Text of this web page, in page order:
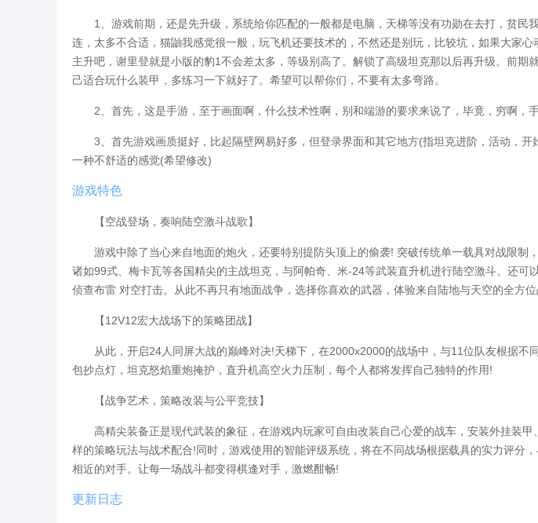
1、游戏前期，还是先升级，系统给你匹配的一般都是电脑，天梯等没有功勋在去打，贫民
连，太多不合适，猫鼬我感觉很一般，玩飞机还要技术的，不然还是别玩，比较坑，如果大家心
主升吧，谢里登就是小版的豹1不会差太多，等级别高了。解锁了高级坦克那以后再升级。前期
己适合玩什么装甲，多练习一下就好了。希望可以帮你们，不要有太多弯路。
2、首先，这是手游，至于画面啊，什么技术性啊，别和端游的要求来说了，毕竟，穷啊，手
3、首先游戏画质挺好，比起隔壁网易好多，但登录界面和其它地方(指坦克进阶，活动，开
一种不舒适的感觉(希望修改)
游戏特色
【空战登场，奏响陆空激斗战歌】
游戏中除了当心来自地面的炮火，还要特别提防头顶上的偷袭! 突破传统单一载具对战限制
诸如99式、梅卡瓦等各国精尖的主战坦克，与阿帕奇、米-24等武装直升机进行陆空激斗。还可
侦查布雷 对空打击。从此不再只有地面战争，选择你喜欢的武器，体验来自陆地与天空的全方
【12V12宏大战场下的策略团战】
从此，开启24人同屏大战的巅峰对决!天梯下，在2000x2000的战场中，与11位队友根据不
包抄点灯，坦克怒焰重炮掩护，直升机高空火力压制，每个人都将发挥自己独特的作用!
【战争艺术，策略改装与公平竞技】
高精尖装备正是现代武装的象征，在游戏内玩家可自由改装自己心爱的战车，安装外挂装甲
样的策略玩法与战术配合!同时，游戏使用的智能评级系统，将在不同战场根据载具的实力评分
相近的对手。让每一场战斗都变得棋逢对手，激燃酣畅!
更新日志